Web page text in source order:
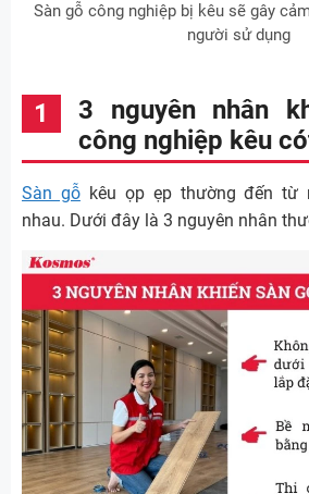
Sàn gỗ công nghiệp bị kêu sẽ gây
người sử dụng
3 nguyên nhân
công nghiệp kêu
Sàn gỗkêu ọp ẹp thường đến từ
nhau. Dưới đây là 3 nguyên nhân